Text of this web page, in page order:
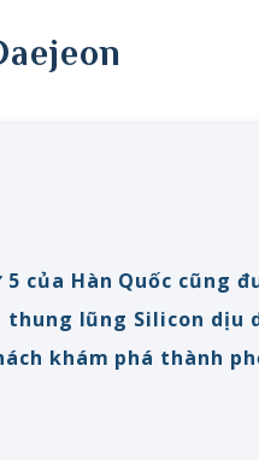
của Hàn Quốc cũng
lũng Silicon dịu
khám phá thành